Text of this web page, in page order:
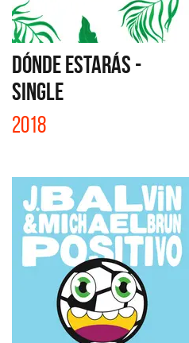
DÓNDE ESTARÁS -
SINGLE
2018